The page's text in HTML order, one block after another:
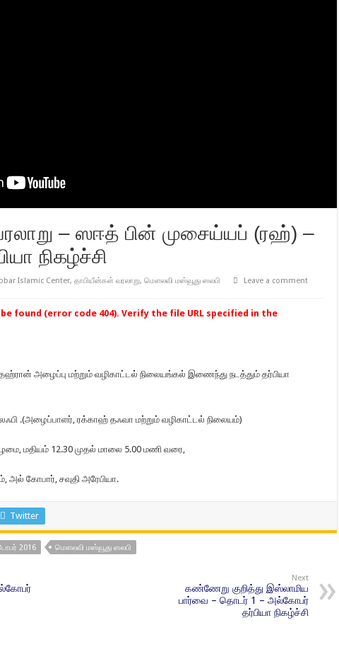
– ஸஈத் பின் முசைய்யப் (ரஹ்) –
நிகழ்ச்சி
Islamic Center, தாபியீன்கள் வரலாறு, மௌலவி மஸ்வூது ஸலபி
Leave a comment
found (error code 404). Verify the file URL specified in the
அழைப்பு மற்றும் வழிகாட்டல் நிலையங்கல் இணைந்து நடத்தும் தர்பியா
.(அழைப்பாளர், ரக்காஹ் தஃவா மற்றும் வழிகாட்டல் நிலையம்)
மதியம் 12.30 முதல் மாலை 5.00 மணி வரை,
கோபார், சவுதி அரேபியா.
Twitter
2016 மௌலவி மஸ்வூது ஸலபி
Next
கண்ணேறு குறித்து இஸ்லாமிய
பார்வை – தொடர் 1 – அல்கோபர்
தர்பியா நிகழ்ச்சி